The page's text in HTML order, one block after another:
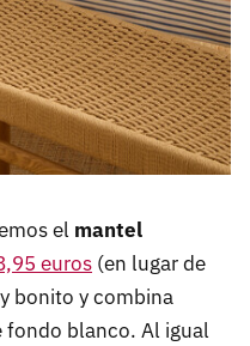
el mantel
euros (en lugar de
bonito y combina
fondo blanco. Al igual